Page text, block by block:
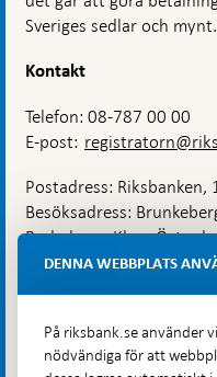
Sveriges sedlar och mynt.
Kontakt
Telefon: 08-787 00 00
E-post:
Postadress:
Besöksadress:
Budadress: Klara Östra
Lastplats 6
DENNA WEBBPLATS
På riksbank.se använder
nödvändiga för att